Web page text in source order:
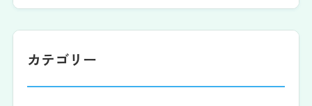
カテゴリー